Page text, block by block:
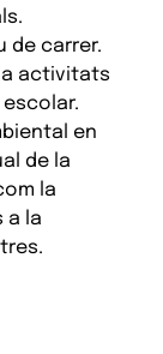
de carrer.
a activitats
en
de la
la
a la